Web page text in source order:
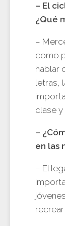
– El
¿Qué
–
como
hablar
letras,
clase y
–
en las
– El